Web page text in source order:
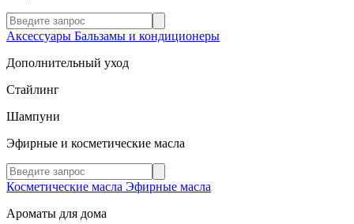
Аксессуары Бальзамы и кондиционеры
Дополнительный уход
Стайлинг
Шампуни
Эфирные и косметические масла
Косметические масла Эфирные масла
Ароматы для дома